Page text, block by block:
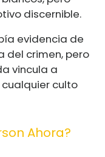
discernible.
evidencia de
del crimen, pero
vincula a
cualquier culto
Ahora?